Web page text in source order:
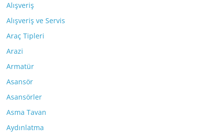
Alışveriş
Alışveriş ve Servis
Araç Tipleri
Arazi
Armatür
Asansör
Asansörler
Asma Tavan
Aydınlatma